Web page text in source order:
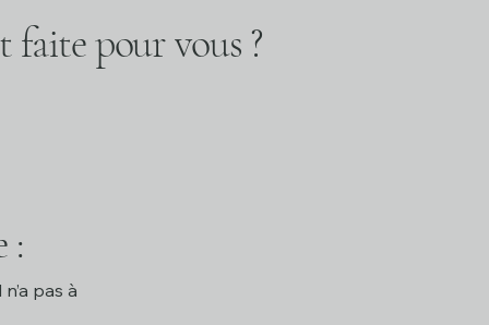
faite pour vous ?
:
pas à